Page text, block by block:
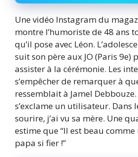
Une vidéo Instagram du
montre l’humoriste de 48 ans
qu’il pose avec Léon.
suit son père aux JO (Paris 9e)
assister à la cérémonie. Les
s’empêcher de remarquer à
ressemblait à Jamel Debbouze.
s’exclame un utilisateur. Dans
sourire, j’ai vu sa mère. Une
estime que “Il est beau
papa si fier !”